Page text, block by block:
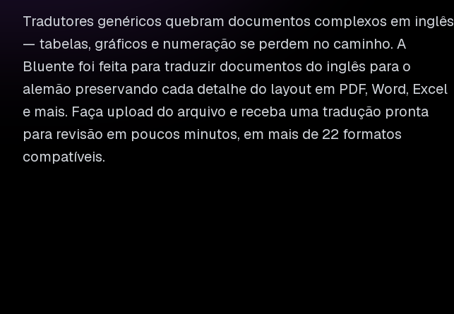
Tradutores genéricos quebram documentos complexos em inglês
— tabelas, gráficos e numeração se perdem no caminho. A
Bluente foi feita para traduzir documentos do inglês para o
alemão preservando cada detalhe do layout em PDF, Word, Excel
e mais. Faça upload do arquivo e receba uma tradução pronta
para revisão em poucos minutos, em mais de 22 formatos
compatíveis.